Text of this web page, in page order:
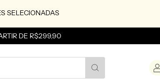
SELECIONADAS
DE R$299,90